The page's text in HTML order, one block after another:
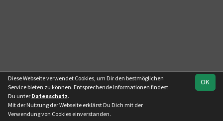
OK
Diese Webseite verwendet Cookies, um Dir den bestmöglichen
Service bieten zu können. Entsprechende Informationen findest
Du unter Datenschutz.
Mit der Nutzung der Webseite erklärst Du Dich mit der
Verwendung von Cookies einverstanden.